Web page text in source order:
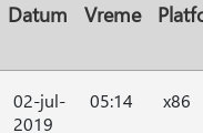
Datum Vreme
02-jul-
2019
05:14 x86